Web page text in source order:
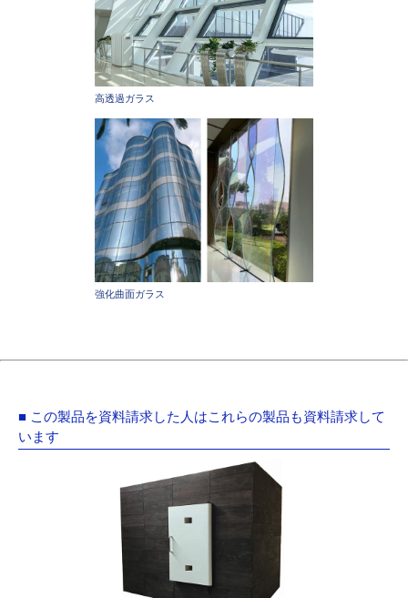
高透過ガラス
強化曲面ガラス
■ この製品を資料請求した人はこれらの製品も資料請求して
います